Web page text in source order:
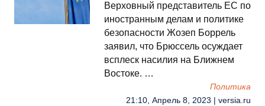
Верховный представитель ЕС по
иностранным делам и политике
безопасности Жозеп Боррель
заявил, что Брюссель осуждает
всплеск насилия на Ближнем
Востоке. …
Политика
21:10, Апрель 8, 2023 | versia.ru